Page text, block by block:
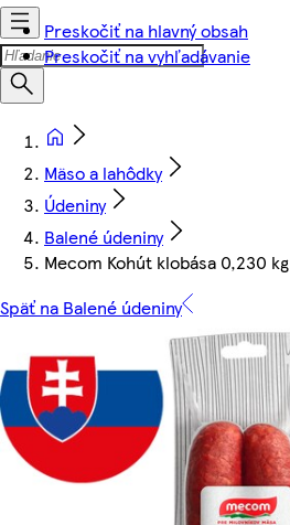
Preskočiť na hlavný obsah
Preskočiť na vyhľadávanie
Mäso a lahôdky
Údeniny
Balené údeniny
Mecom Kohút klobása 0,230 kg
Späť na Balené údeniny